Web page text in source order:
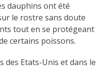
dauphins ont été
le rostre sans doute
tout en se protégeant
certains poissons.
des Etats-Unis et dans le